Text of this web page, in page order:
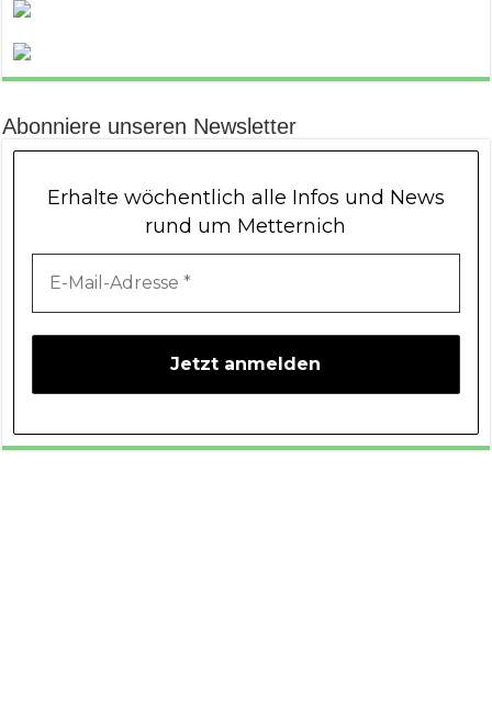
Abonniere unseren Newsletter
Erhalte wöchentlich alle Infos und News
rund um Metternich